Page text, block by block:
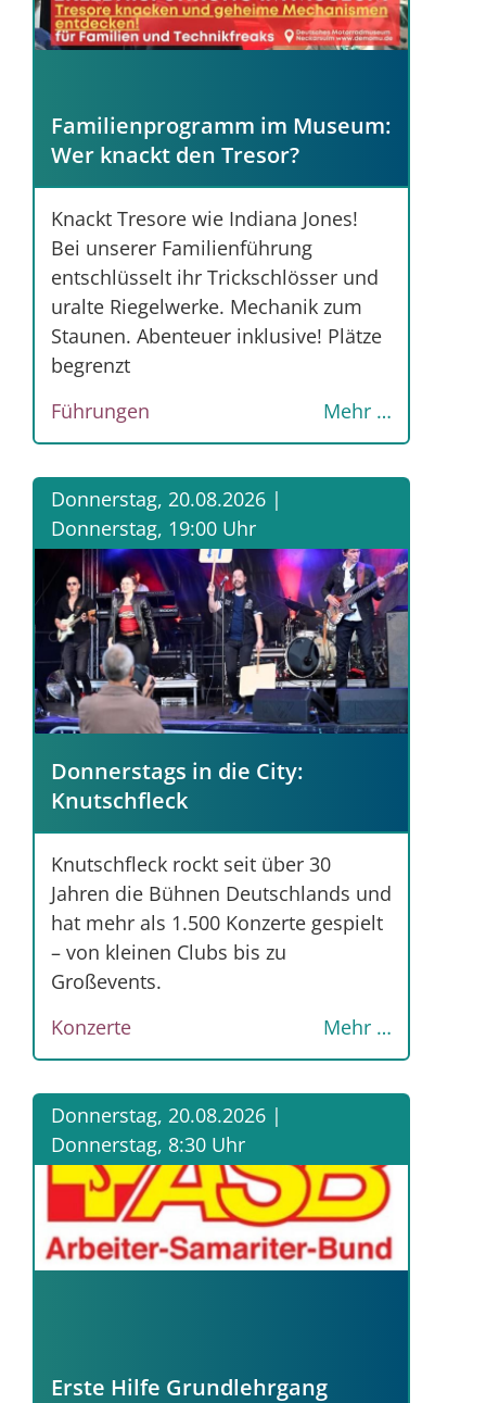
Familienprogramm im Museum:
Wer knackt den Tresor?
Knackt Tresore wie Indiana Jones!
Bei unserer Familienführung
entschlüsselt ihr Trickschlösser und
uralte Riegelwerke. Mechanik zum
Staunen. Abenteuer inklusive! Plätze
begrenzt
Führungen
Mehr …
Donnerstag, 20.08.2026 |
Donnerstag, 19:00 Uhr
Donnerstags in die City:
Knutschfleck
Knutschfleck rockt seit über 30
Jahren die Bühnen Deutschlands und
hat mehr als 1.500 Konzerte gespielt
– von kleinen Clubs bis zu
Großevents.
Konzerte
Mehr …
Donnerstag, 20.08.2026 |
Donnerstag, 8:30 Uhr
Erste Hilfe Grundlehrgang